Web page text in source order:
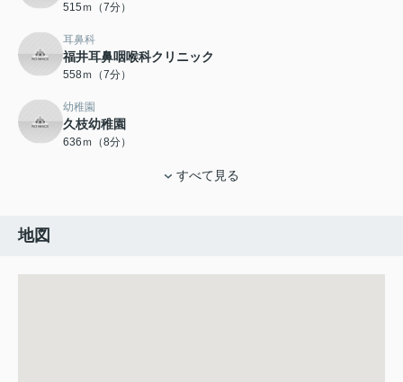
515ｍ（7分）
耳鼻科
福井耳鼻咽喉科クリニック
558ｍ（7分）
幼稚園
久枝幼稚園
636ｍ（8分）
すべて見る
地図